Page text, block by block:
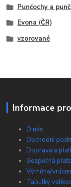
Punčochy a
Evona (ČR)
vzorované
Informace
O nás
Obchodní
Doprava a
Bezpečná
Výměna/
Tabulky